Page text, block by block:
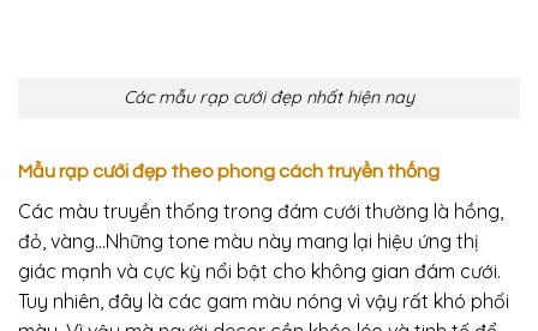
Các mẫu rạp cưới đẹp nhất hiện nay
Mẫu rạp cưới đẹp theo phong cách truyền thống
Các màu truyền thống trong đám cưới thường là hồng,
đỏ, vàng…Những tone màu này mang lại hiệu ứng thị
giác mạnh và cực kỳ nổi bật cho không gian đám cưới.
Tuy nhiên, đây là các gam màu nóng vì vậy rất khó phối